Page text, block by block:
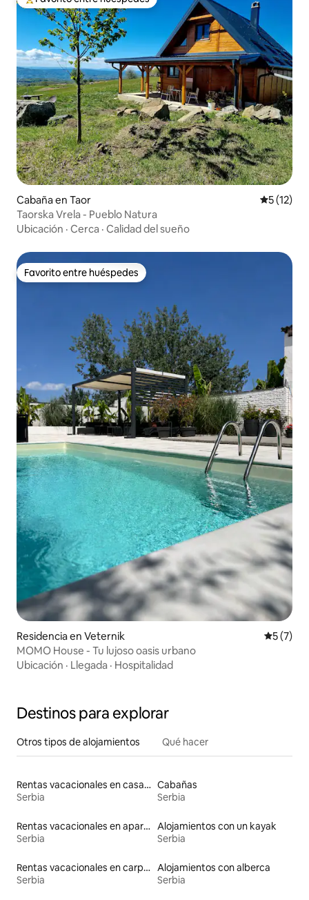
De los mejores en Favorito entre huéspedes
Cabaña en Taor
5 (12)
Taorska Vrela - Pueblo Natura
Ubicación · Cerca · Calidad del sueño
Favorito entre huéspedes
Favorito entre huéspedes
Residencia en Veternik
5 (7)
MOMO House - Tu lujoso oasis urbano
Ubicación · Llegada · Hospitalidad
Destinos para explorar
Otros tipos de alojamientos Qué hacer
Rentas vacacionales en casas adosadas
Serbia
Cabañas
Serbia
Rentas vacacionales en apartoteles
Serbia
Alojamientos con un kayak
Serbia
Rentas vacacionales en carpas
Serbia
Alojamientos con alberca
Serbia